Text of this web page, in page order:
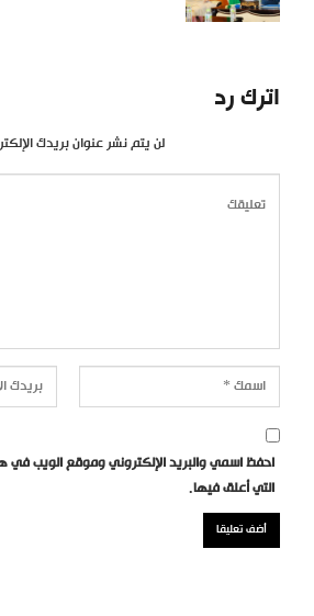
اترك رد
لن يتم نشر عنوان بريدك
احفظ اسمي والبريد الإلكتروني وموقع الويب في
التي أعلق فيها.